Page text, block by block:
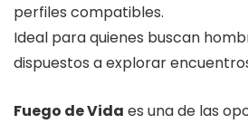
perfiles compatibles.
Ideal para quienes buscan
dispuestos a explorar
Fuego de Vida es una de las